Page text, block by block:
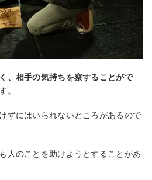
、相手の気持ちを察することがで
。
ずにはいられないところがあるので
人のことを助けようとすることがあ